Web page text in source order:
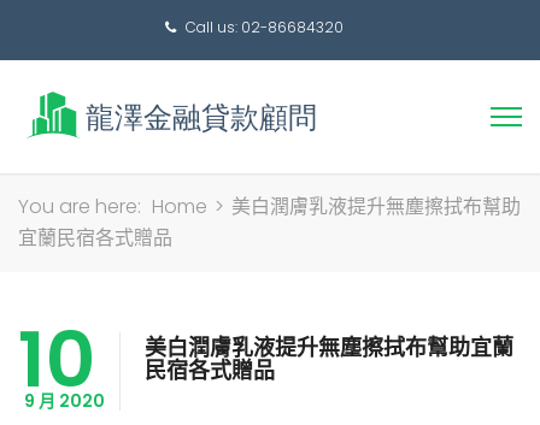
Call us: 02-86684320
搜
You are here: Home > 美白潤膚乳液提升無塵擦拭布幫助
宜蘭民宿各式贈品
10
9 月 2020
美白潤膚乳液提升無塵擦拭布幫助宜蘭
民宿各式贈品